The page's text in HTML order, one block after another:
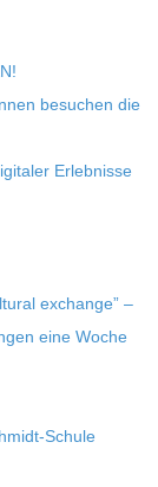
besu­chen die
Erleb­nisse
exch­ange” –
eine Woche
Schule